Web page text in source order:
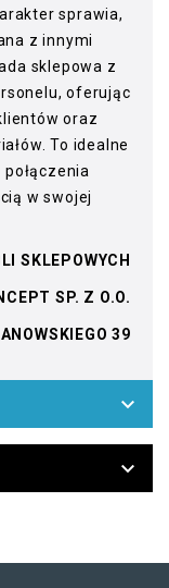
sprawia,
z innymi
sklepowa z
oferując
oraz
To idealne
w swojej
SKLEPOWYCH
SP. Z O.O.
39

